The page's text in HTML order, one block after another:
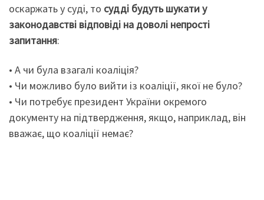
оскаржать у суді, то судді будуть шукати у
законодавстві відповіді на доволі непрості
запитання:
• А чи була взагалі коаліція?
• Чи можливо було вийти із коаліції, якої не було?
• Чи потребує президент України окремого
документу на підтвердження, якщо, наприклад, він
вважає, що коаліції немає?